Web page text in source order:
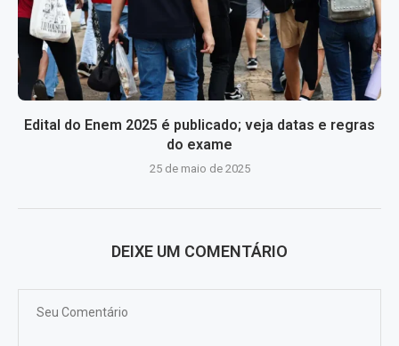
Edital do Enem 2025 é publicado; veja datas e regras
do exame
25 de maio de 2025
DEIXE UM COMENTÁRIO